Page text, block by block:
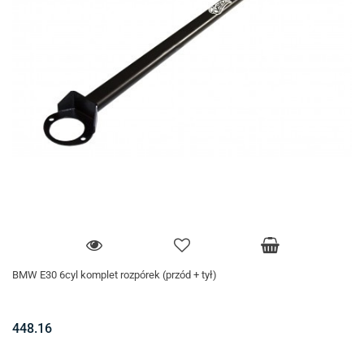
BMW E30 6cyl komplet rozpórek (przód + tył)
448.16